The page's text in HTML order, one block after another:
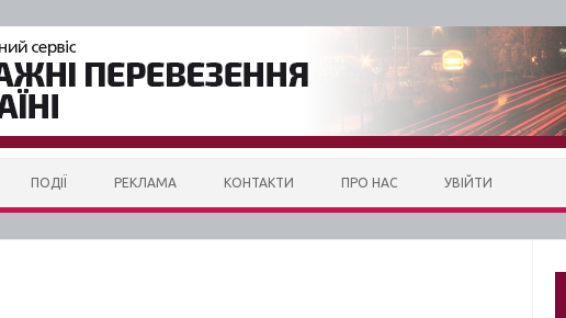
ПОДІЇ РЕКЛАМА КОНТАКТИ ПРО НАС УВІЙТИ